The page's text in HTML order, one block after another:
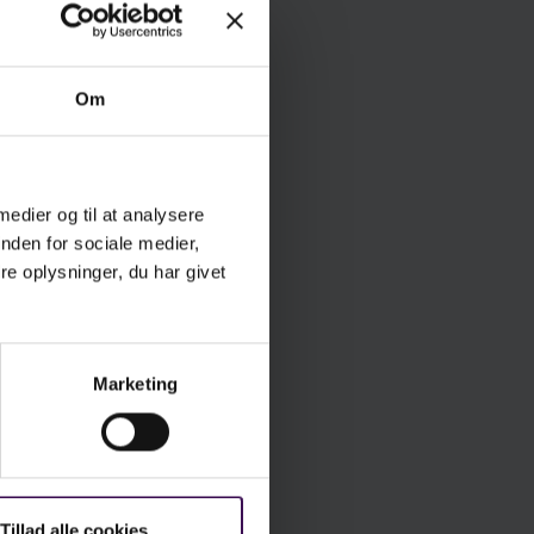
Om
og til at analysere
for sociale medier,
oplysninger, du har givet
Marketing